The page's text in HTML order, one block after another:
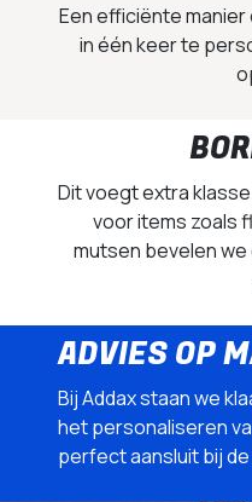
Een efficiënte
in één keer te
Dit voegt extra
voor items zoals
mutsen bevelen
ADVIES OP
Bij Addax staan we
het personaliseren
perfect aansluit bij